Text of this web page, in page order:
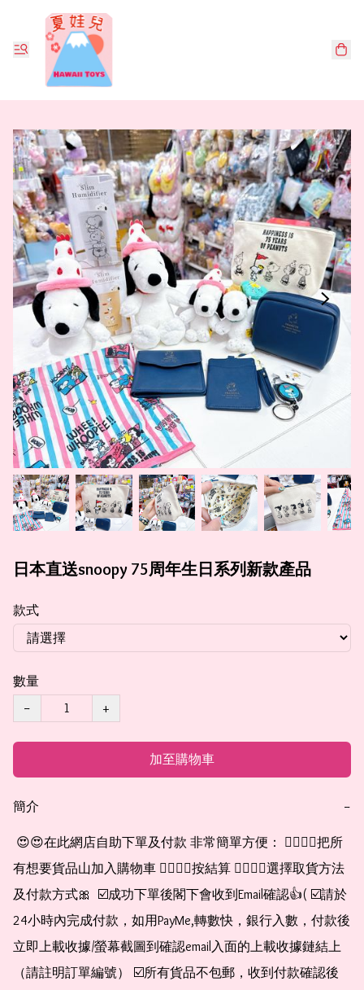
日本直送snoopy 75周年生日系列新款產品
款式
數量
−
+
加至購物車
簡介 −
有想要貨品山加入購物車 👉🏻👉🏻按結算 👉🏻👉🏻選擇取貨方法
及付款方式🎀  ☑️成功下單後閣下會收到Email確認👍( ☑️請於
24小時內完成付款，如用PayMe,轉數快，銀行入數，付款後
立即上載收據/螢幕截圖到確認email入面的上載收據鏈結上
（請註明訂單編號） ☑️所有貨品不包郵，收到付款確認後